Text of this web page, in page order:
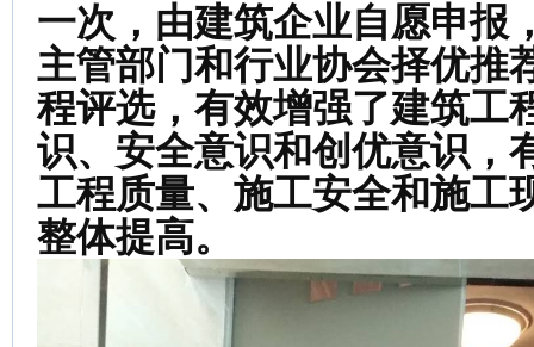
一次，由建筑企业自愿申报
主管部门和行业协会择优推
程评选， 有效增强了建筑工
识、安全意识和创优意识，
工程质量、 施工安全和施工
整体提高。